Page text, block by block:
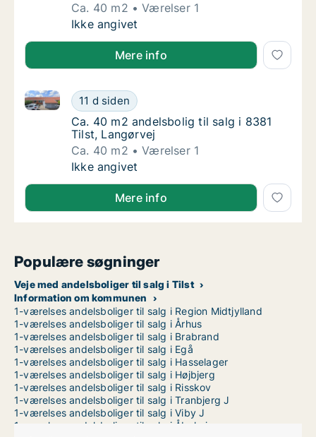
Ca. 40 m2
Værelser 1
Ca. 40 m2 andelsbolig til salg i 8381 Tilst,
Ikke angivet
Mere info
Ca. 40 m2 andelsbolig til salg i 8381 Tilst,
11 d siden
Ca. 40 m2 andelsbolig til salg i 8381 Tilst, Langørvej
Ca. 40 m2 andelsbolig til salg i 8381 Tilst,
Ca. 40 m2 andelsbolig til salg i 8381
Tilst, Langørvej
Ca. 40 m2
Værelser 1
Ca. 40 m2 andelsbolig til salg i 8381 Tilst,
Ikke angivet
Mere info
Populære søgninger
Veje med andelsboliger til salg i Tilst
Information om kommunen
1-værelses andelsboliger til salg i Region Midtjylland
1-værelses andelsboliger til salg i Århus
1-værelses andelsboliger til salg i Brabrand
1-værelses andelsboliger til salg i Egå
1-værelses andelsboliger til salg i Hasselager
1-værelses andelsboliger til salg i Højbjerg
1-værelses andelsboliger til salg i Risskov
1-værelses andelsboliger til salg i Tranbjerg J
1-værelses andelsboliger til salg i Viby J
1-værelses andelsboliger til salg i Åbyhøj